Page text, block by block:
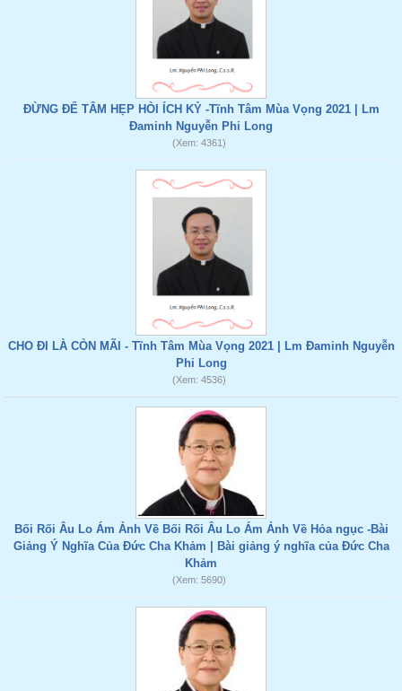
ĐỪNG ĐỂ TÂM HẸP HÒI ÍCH KỶ -Tĩnh Tâm Mùa Vọng 2021 | Lm
Đaminh Nguyễn Phi Long
(Xem: 4361)
CHO ĐI LÀ CÒN MÃI - Tĩnh Tâm Mùa Vọng 2021 | Lm Đaminh Nguyễn
Phi Long
(Xem: 4536)
Bối Rối Âu Lo Ám Ảnh Về Bối Rối Âu Lo Ám Ảnh Về Hỏa ngục -Bài
Giảng Ý Nghĩa Của Đức Cha Khảm | Bài giảng ý nghĩa của Đức Cha
Khảm
(Xem: 5690)